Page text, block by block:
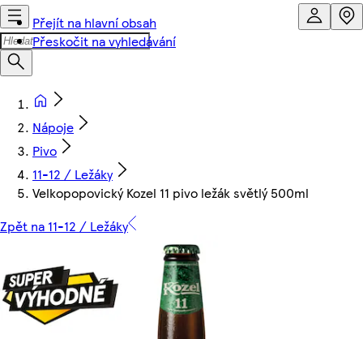
Přejít na hlavní obsah
Přeskočit na vyhledávání
Nápoje
Pivo
11-12 / Ležáky
Velkopopovický Kozel 11 pivo ležák světlý 500ml
Zpět na 11-12 / Ležáky